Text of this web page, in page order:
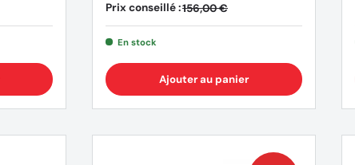
Prix conseillé :156,00 €
En stock
Ajouter au panier